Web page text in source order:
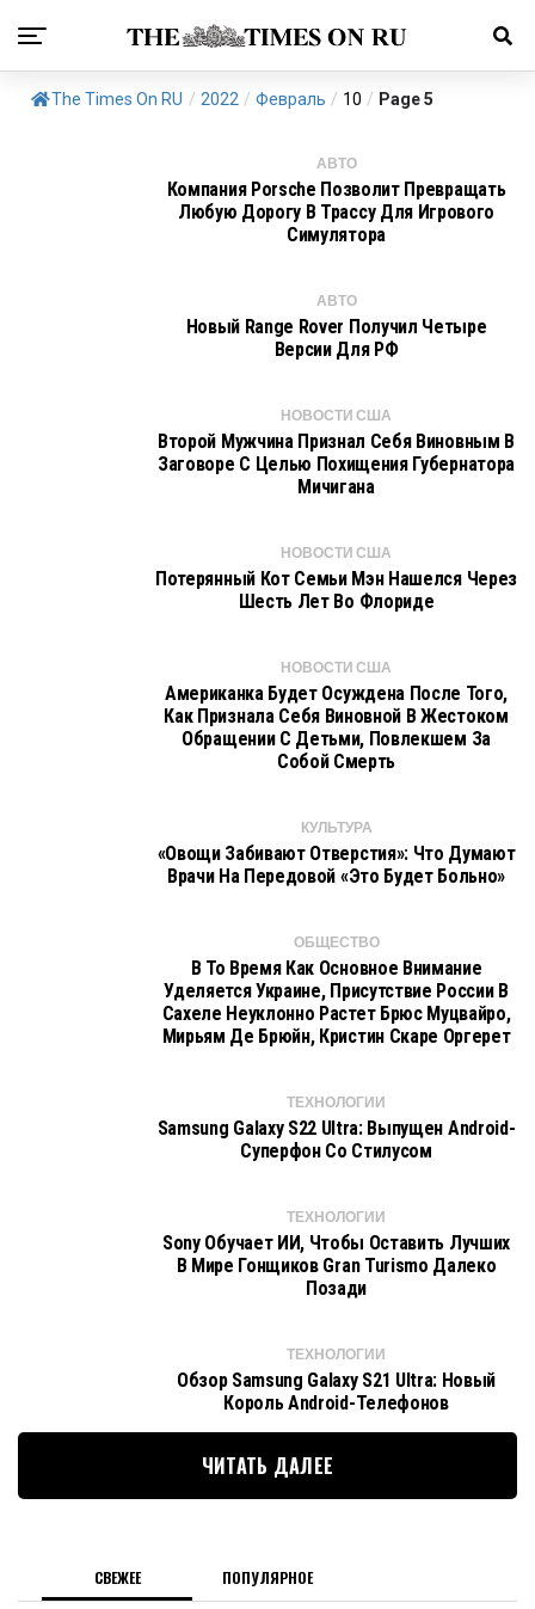
The Times On RU / 2022 / Февраль / 10 / Page 5
АВТО
Компания Porsche Позволит Превращать
Любую Дорогу В Трассу Для Игрового
Симулятора
АВТО
Новый Range Rover Получил Четыре
Версии Для РФ
НОВОСТИ США
Второй Мужчина Признал Себя Виновным В
Заговоре С Целью Похищения Губернатора
Мичигана
НОВОСТИ США
Потерянный Кот Семьи Мэн Нашелся Через
Шесть Лет Во Флориде
НОВОСТИ США
Американка Будет Осуждена После Того,
Как Признала Себя Виновной В Жестоком
Обращении С Детьми, Повлекшем За
Собой Смерть
КУЛЬТУРА
«Овощи Забивают Отверстия»: Что Думают
Врачи На Передовой «Это Будет Больно»
ОБЩЕСТВО
В То Время Как Основное Внимание
Уделяется Украине, Присутствие России В
Сахеле Неуклонно Растет Брюс Муцвайро,
Мирьям Де Брюйн, Кристин Скаре Оргерет
ТЕХНОЛОГИИ
Samsung Galaxy S22 Ultra: Выпущен Android-
Суперфон Со Стилусом
ТЕХНОЛОГИИ
Sony Обучает ИИ, Чтобы Оставить Лучших
В Мире Гонщиков Gran Turismo Далеко
Позади
ТЕХНОЛОГИИ
Обзор Samsung Galaxy S21 Ultra: Новый
Король Android-Телефонов
ЧИТАТЬ ДАЛЕЕ
СВЕЖЕЕ ПОПУЛЯРНОЕ